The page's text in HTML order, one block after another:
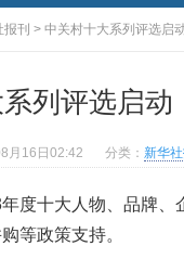
报刊 > 中关村十大系列评选启
列评选启动
月16日02:42 分类： 新华社
度十大人物、品牌、
等政策支持。